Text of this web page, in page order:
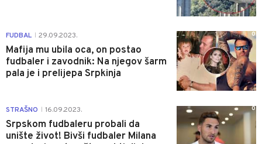
FUDBAL 29.09.2023.
Mafija mu ubila oca, on postao
fudbaler i zavodnik: Na njegov šarm
pala je i prelijepa Srpkinja
0
STRAŠNO 16.09.2023.
Srpskom fudbaleru probali da
unište život! Bivši fudbaler Milana
0